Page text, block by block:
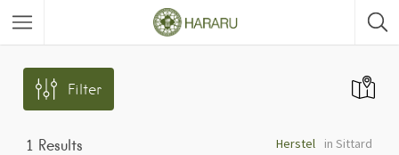
Filter
1 Results in Sittard
Herstel